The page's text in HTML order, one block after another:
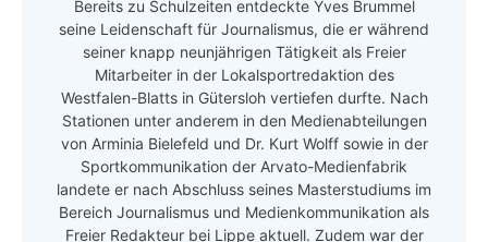
Bereits zu Schulzeiten entdeckte Yves Brummel
seine Leidenschaft für Journalismus, die er während
seiner knapp neunjährigen Tätigkeit als Freier
Mitarbeiter in der Lokalsportredaktion des
Westfalen-Blatts in Gütersloh vertiefen durfte. Nach
Stationen unter anderem in den Medienabteilungen
von Arminia Bielefeld und Dr. Kurt Wolff sowie in der
Sportkommunikation der Arvato-Medienfabrik
landete er nach Abschluss seines Masterstudiums im
Bereich Journalismus und Medienkommunikation als
Freier Redakteur bei Lippe aktuell. Zudem war der